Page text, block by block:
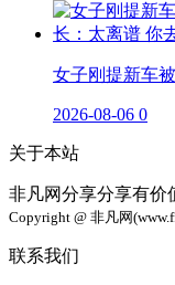
女子刚提新车
2026-08-06 0
关于本站
非凡网分享分享有价
Copyright @ 非凡网
联系我们